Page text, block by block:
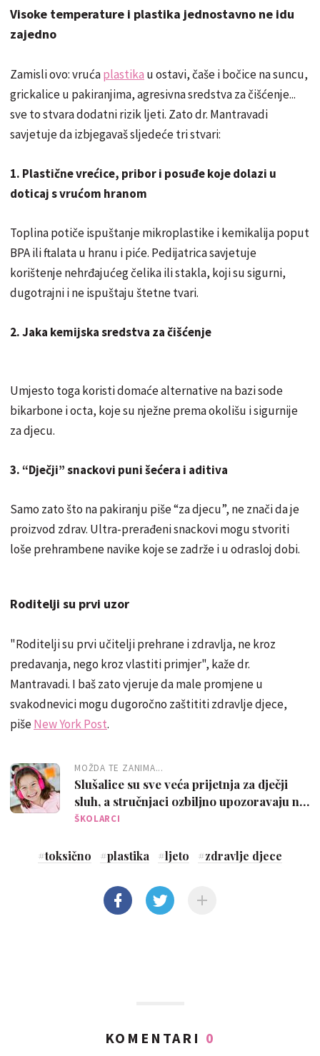
Visoke temperature i plastika jednostavno ne idu
zajedno
Zamisli ovo: vrućaplastika u ostavi, čaše i bočice na suncu,
grickalice u pakiranjima, agresivna sredstva za čišćenje...
sve to stvara dodatni rizik ljeti. Zato dr. Mantravadi
savjetuje da izbjegavaš sljedeće tri stvari:
1. Plastične vrećice, pribor i posuđe koje dolazi u
doticaj s vrućom hranom
Toplina potiče ispuštanje mikroplastike i kemikalija poput
BPA ili ftalata u hranu i piće. Pedijatrica savjetuje
korištenje nehrđajućeg čelika ili stakla, koji su sigurni,
dugotrajni i ne ispuštaju štetne tvari.
2. Jaka kemijska sredstva za čišćenje
Umjesto toga koristi domaće alternative na bazi sode
bikarbone i octa, koje su nježne prema okolišu i sigurnije
za djecu.
3. “Dječji” snackovi puni šećera i aditiva
Samo zato što na pakiranju piše “za djecu”, ne znači da je
proizvod zdrav. Ultra-prerađeni snackovi mogu stvoriti
loše prehrambene navike koje se zadrže i u odrasloj dobi.
Roditelji su prvi uzor
"Roditelji su prvi učitelji prehrane i zdravlja, ne kroz
predavanja, nego kroz vlastiti primjer", kaže dr.
Mantravadi. I baš zato vjeruje da male promjene u
svakodnevici mogu dugoročno zaštititi zdravlje djece,
pišeNew York Post.
MOŽDA TE ZANIMA...
Slušalice su sve veća prijetnja za dječji
sluh, a stručnjaci ozbiljno upozoravaju na
to
ŠKOLARCI
#toksično #plastika #ljeto #zdravlje djece
KOMENTARI 0